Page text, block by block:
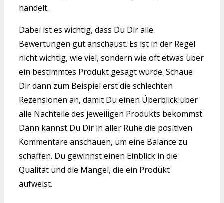
handelt.
Dabei ist es wichtig, dass Du Dir alle
Bewertungen gut anschaust. Es ist in der Regel
nicht wichtig, wie viel, sondern wie oft etwas über
ein bestimmtes Produkt gesagt wurde. Schaue
Dir dann zum Beispiel erst die schlechten
Rezensionen an, damit Du einen Überblick über
alle Nachteile des jeweiligen Produkts bekommst.
Dann kannst Du Dir in aller Ruhe die positiven
Kommentare anschauen, um eine Balance zu
schaffen. Du gewinnst einen Einblick in die
Qualität und die Mangel, die ein Produkt
aufweist.